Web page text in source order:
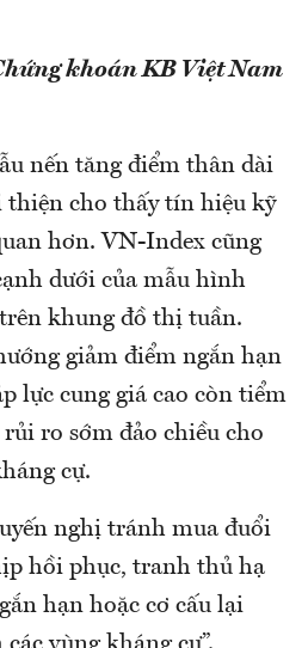
khoán KB Việt Nam
nến tăng điểm thân dài
cho thấy tín hiệu kỹ
hơn. VN-Index cũng
dưới của mẫu hình
khung đồ thị tuần.
giảm điểm ngắn hạn
lực cung giá cao còn tiểm
ro sớm đảo chiều cho
cự.
nghị tránh mua đuổi
hồi phục, tranh thủ hạ
hạn hoặc cơ cấu lại